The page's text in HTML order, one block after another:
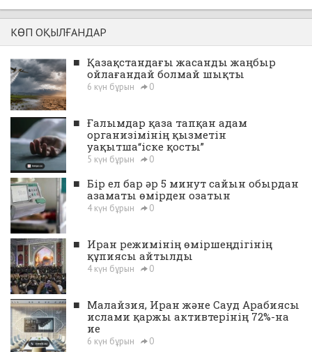
КӨП ОҚЫЛҒАНДАР
■ Қазақстандағы жасанды жаңбыр
ойлағандай болмай шықты
6 күн бұрын 0
■ Ғалымдар қаза тапқан адам
организімінің қызметін
уақытша“іске қосты”
5 күн бұрын 0
■ Бір ел бар әр 5 минут сайын обырдан
азаматы өмірден озатын
4 күн бұрын 0
■ Иран режимінің өміршеңдігінің
құпиясы айтылды
4 күн бұрын 0
■ Малайзия, Иран және Сауд Арабиясы
ислами қаржы активтерінің 72%-на
ие
6 күн бұрын 0